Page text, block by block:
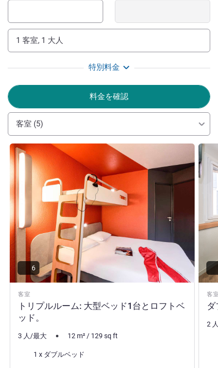
楽しみいただけます。
The hotel offers a perfect geographical location for visiting
stations, the downtown area, and all the amenities for a
superb stay in Nord.
最新情報1:職人によるピザを数分でご用意。最新情報2:
セキュリティ完備の屋根付き専用駐車場（オンラインで予
約可能）：https://oneparkflow.com/parking-ibis-budget-
lille-gares-vieux-lille
Guillaume NOLETTE ホテル経営
1 客室, 1 大人
特別料金
料金を確認
客室 (5)
客室
トリプルルーム: 大型ベッド1台とロフトベ
ッド。
詳細を表示
6
3 人/最大 12 m²/ 129 sq ft
1 x ダブルベッド
客
詳細
2